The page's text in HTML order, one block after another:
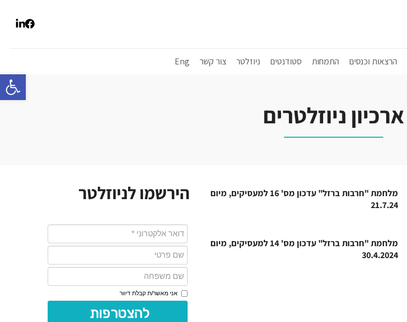
פתח
הרצאות וכנסים התמחות סטודנטים ניוזלטר צור קשר Eng
ארכיון ניוזלטרים
מלחמת "חרבות ברזל" עדכון מס' 16 למעסיקים, מיום
21.7.24
מלחמת "חרבות ברזל" עדכון מס' 14 למעסיקים, מיום
30.4.2024
הירשמו לניוזלטר
אני מאשר/ת קבלת דיוור
להצטרפות